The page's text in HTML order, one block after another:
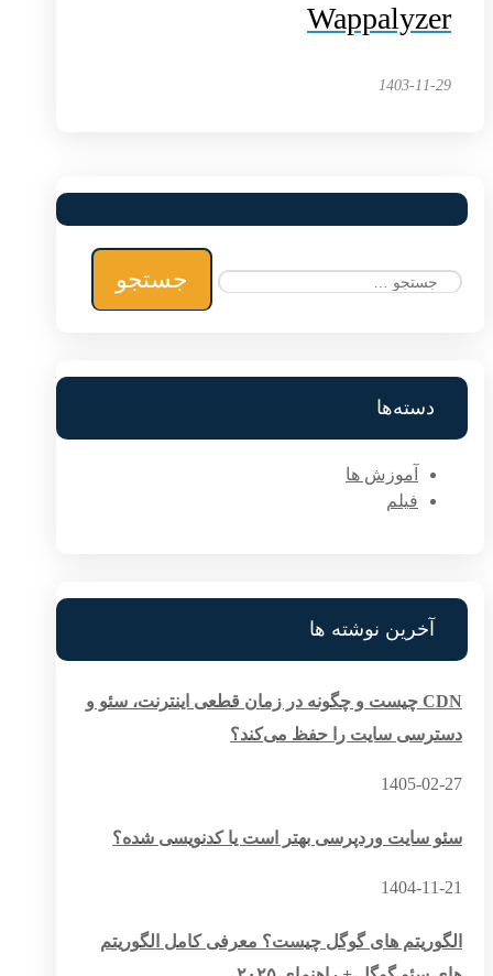
Wappalyzer
1403-11-29
برای:
دسته‌ها
آموزش ها
فیلم
آخرین نوشته ها
CDN چیست و چگونه در زمان قطعی اینترنت، سئو و
دسترسی سایت را حفظ می‌کند؟
1405-02-27
سئو سایت وردپرسی بهتر است یا کدنویسی شده؟
1404-11-21
الگوریتم های گوگل چیست؟ معرفی کامل الگوریتم